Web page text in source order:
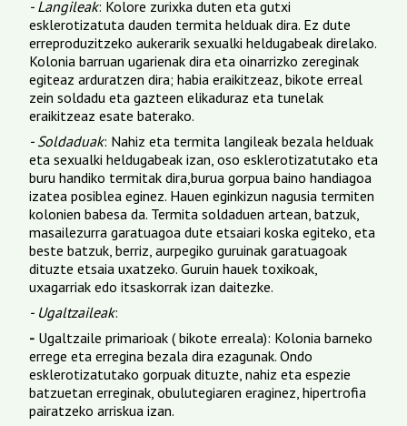
- Langileak: Kolore zurixka duten eta gutxi
esklerotizatuta dauden termita helduak dira. Ez dute
erreproduzitzeko aukerarik sexualki heldugabeak direlako.
Kolonia barruan ugarienak dira eta oinarrizko zereginak
egiteaz arduratzen dira; habia eraikitzeaz, bikote erreal
zein soldadu eta gazteen elikaduraz eta tunelak
eraikitzeaz esate baterako.
- Soldaduak: Nahiz eta termita langileak bezala helduak
eta sexualki heldugabeak izan, oso esklerotizatutako eta
buru handiko termitak dira,burua gorpua baino handiagoa
izatea posiblea eginez. Hauen eginkizun nagusia termiten
kolonien babesa da. Termita soldaduen artean, batzuk,
masailezurra garatuagoa dute etsaiari koska egiteko, eta
beste batzuk, berriz, aurpegiko guruinak garatuagoak
dituzte etsaia uxatzeko. Guruin hauek toxikoak,
uxagarriak edo itsaskorrak izan daitezke.
- Ugaltzaileak:
- Ugaltzaile primarioak ( bikote erreala): Kolonia barneko
errege eta erregina bezala dira ezagunak. Ondo
esklerotizatutako gorpuak dituzte, nahiz eta espezie
batzuetan erreginak, obulutegiaren eraginez, hipertrofia
pairatzeko arriskua izan.